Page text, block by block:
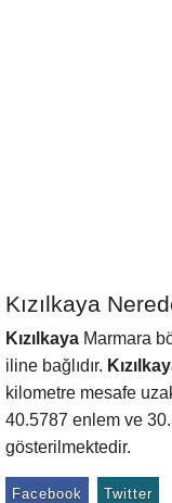
Kızılkaya
Kızılkaya Marmara
iline bağlıdır.
kilometre mesafe
40.5787 enlem ve
gösterilmektedir.
Facebook Twitter